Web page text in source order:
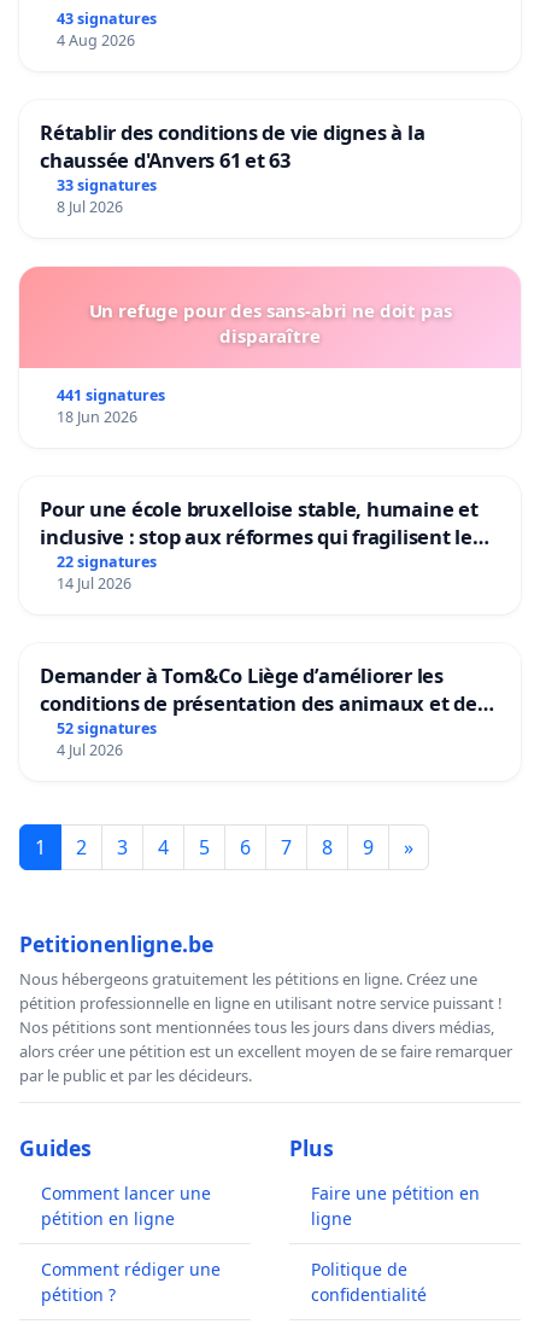
43 signatures
4 Aug 2026
Rétablir des conditions de vie dignes à la
chaussée d'Anvers 61 et 63
33 signatures
8 Jul 2026
Un refuge pour des sans-abri ne doit pas
disparaître
441 signatures
18 Jun 2026
Pour une école bruxelloise stable, humaine et
inclusive : stop aux réformes qui fragilisent le
primaire
22 signatures
14 Jul 2026
Demander à Tom&Co Liège d’améliorer les
conditions de présentation des animaux et de
mettre fin à la vente d’animaux en magasin
52 signatures
4 Jul 2026
1 2 3 4 5 6 7 8 9 »
Petitionenligne.be
Nous hébergeons gratuitement les pétitions en ligne. Créez une
pétition professionnelle en ligne en utilisant notre service puissant !
Nos pétitions sont mentionnées tous les jours dans divers médias,
alors créer une pétition est un excellent moyen de se faire remarquer
par le public et par les décideurs.
Guides
Comment lancer une
pétition en ligne
Comment rédiger une
pétition ?
Plus
Faire une pétition en
ligne
Politique de
confidentialité